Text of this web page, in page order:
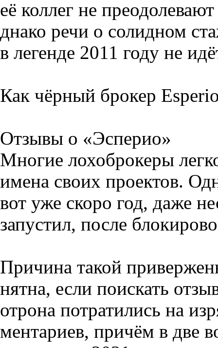
её коллег не
днако речи о солидном
в легенде 2011 году не
Как чёрный брокер
Отзывы о «Эсперио»
Многие лохоброкеры
имена своих проектов.
вот уже скоро год, даже
запустил, после
Причина такой
нятна, если поискать
отрона потратились на
ментариев, причём в две